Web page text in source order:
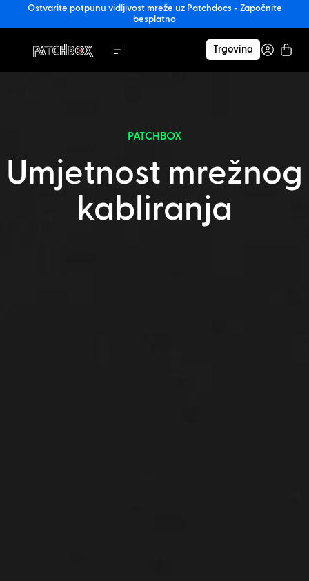
Ostvarite potpunu vidljivost mreže uz Patchdocs - Započnite
besplatno
Trgovina
PATCHBOX
Umjetnost mrežnog
kabliranja